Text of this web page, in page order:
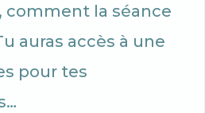
comment la séance
auras accès à une
pour tes